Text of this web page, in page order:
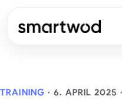
TRAINING ·6. APRIL 2025